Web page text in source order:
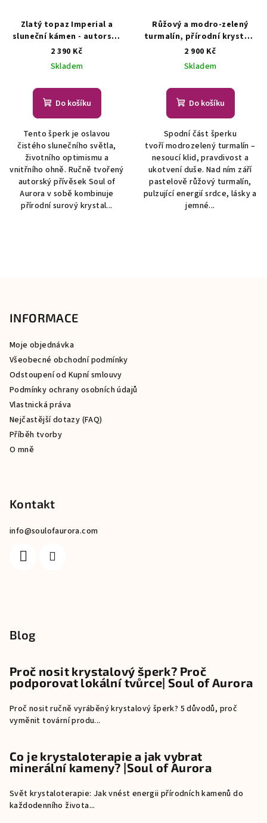
Zlatý topaz Imperial a
sluneční kámen - autorský
šperk, náhrdelník
PŘÍRODNÍMI KRYSTALY
2 390 Kč
Skladem
Do košíku
Tento šperk je oslavou
čistého slunečního světla,
životního optimismu a
vnitřního ohně. Ručně tvořený
autorský přívěsek Soul of
Aurora v sobě kombinuje
přírodní surový krystal...
Růžový a modro-zelený
turmalín, přírodní krystaly
- šperkŠPERKY S
PŘÍRODNÍMI KRYSTALY
2 900 Kč
Skladem
Do košíku
Spodní část šperku
tvoří modrozelený turmalín –
nesoucí klid, pravdivost a
ukotvení duše. Nad ním září
pastelově růžový turmalín,
pulzující energií srdce, lásky a
jemné...
INFORMACE
Moje objednávka
Všeobecné obchodní podmínky
Odstoupení od Kupní smlouvy
Podmínky ochrany osobních údajů
Vlastnická práva
Nejčastější dotazy (FAQ)
Příběh tvorby
O mně
Kontakt
info@soulofaurora.com
Blog
Proč nosit krystalový šperk? Proč
podporovat lokální tvůrce| Soul of Aurora
Proč nosit ručně vyráběný krystalový šperk? 5 důvodů, proč
vyměnit tovární produ...
Co je krystaloterapie a jak vybrat
minerální kameny? |Soul of Aurora
Svět krystaloterapie: Jak vnést energii přírodních kamenů do
každodenního života...